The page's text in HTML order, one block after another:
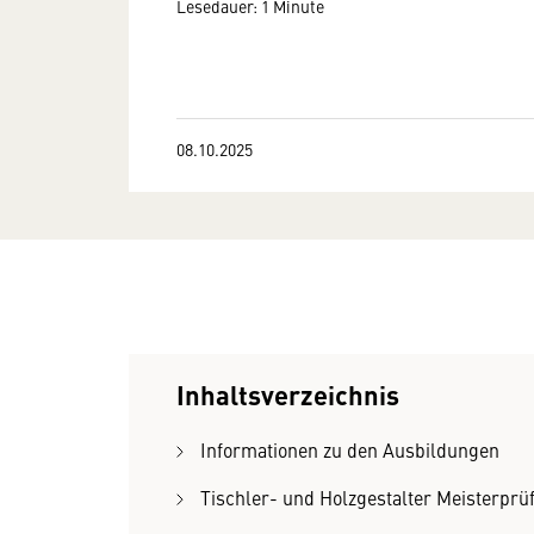
Lesedauer: 1 Minute
08.10.2025
Inhaltsverzeichnis
Informationen zu den Ausbildungen
Tischler- und Holzgestalter